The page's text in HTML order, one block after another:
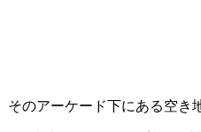
のアーケード下にある空き